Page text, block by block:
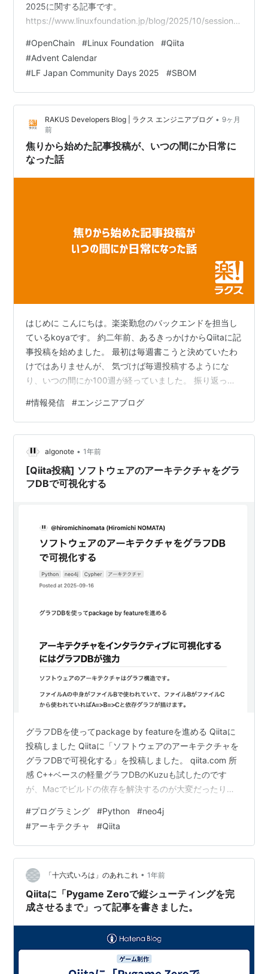
2025に関する記事です。
https://www.linuxfoundation.jp/blog/2025/10/session-
available/ OpenChainとは OpenChainはThe Linux
Foundationの公式プロジェクトで、組織が…
#OpenChain #Linux Foundation #Qiita
#Advent Calendar
#LF Japan Community Days 2025 #SBOM
RAKUS Developers Blog | ラクス エンジニアブログ • 9ヶ月
前
焦りから始めた記事投稿が、いつの間にか日常に
なった話
はじめに こんにちは。楽楽勤怠のバックエンドを担当し
ているkoyaです。 約二年前、あるきっかけからQiitaに記
事投稿を始めました。 最初は毎週書こうと決めていたわ
けではありませんが、 気づけば毎週投稿するようにな
り、いつの間にか100週が経っていました。 振り返って
身も少しずつ成長できたように感じます。 この記事で
は、その間のことを少し振り返りながら、 書くことを続
ける中で感じたことをまとめてみようと思います。 はじ
めに 入社当初の焦り とりあえずで始めた記事投稿 毎週
投稿の決意、そのためのルール 記事投稿をする中で得た
気づき 1. アウト…
#情報発信 #エンジニアブログ
algonote • 1年前
[Qiita投稿] ソフトウェアのアーキテクチャをグラ
フDBで可視化する
グラフDBを使ってpackage by featureを進める Qiitaに
投稿しました Qiitaに「ソフトウェアのアーキテクチャを
グラフDBで可視化する」を投稿しました。 qiita.com 所
感 C++ベースの軽量グラフDBのKuzuも試したのです
が、Macでビルドの依存を解決するのが大変だったり、
待。 Neo4jは周辺ツールのサポートは強いんですが、そ
れでもCypher使わずに簡単なフィルターくらいはできる
ツールは頂点数1000くらいでも有料プランになるものが
多くRDBと比べるとオープン化がまだな印象でした。 ラ
ンキング参加中プログラ…
#プログラミング #Python #neo4j
#アーキテクチャ #Qiita
「十六式いろは」のあれこれ • 1年前
Qiitaに「Pygame Zeroで縦シューティングを完
成させるまで」って記事を書きました。